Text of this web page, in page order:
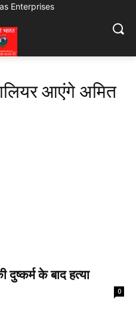
Enterprises
आएंगे अमित
दुष्कर्म के बाद हत्या
0